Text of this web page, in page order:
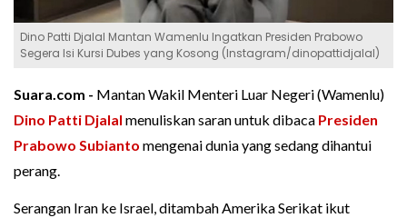
Dino Patti Djalal Mantan Wamenlu Ingatkan Presiden Prabowo
Segera Isi Kursi Dubes yang Kosong (Instagram/dinopattidjalal)
Suara.com - Mantan Wakil Menteri Luar Negeri (Wamenlu)
Dino Patti Djalal menuliskan saran untuk dibaca Presiden
Prabowo Subianto mengenai dunia yang sedang dihantui
perang.
Serangan Iran ke Israel, ditambah Amerika Serikat ikut